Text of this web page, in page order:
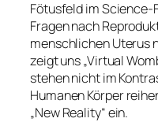
Fötusfeld im Science-
Fragen nach
menschlichen Uterus
zeigt uns „Virtual
stehen nicht im
Humanen Körper
„New Reality“ ein.